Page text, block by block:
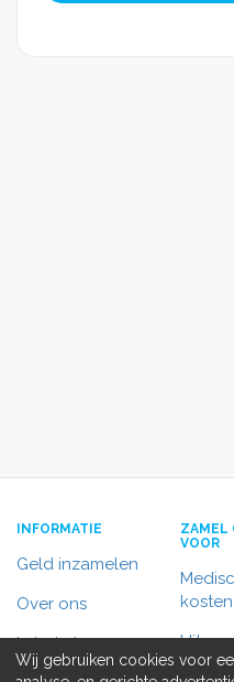
INFORMATIE
Geld inzamelen
Over ons
In het nieuws
ZAMEL
VOOR
kosten
Wij gebruiken cookies voor